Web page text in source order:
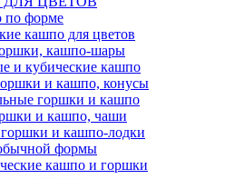
по форме
кашпо для цветов
кашпо-шары
и кубические кашпо
и кашпо, конусы
горшки и кашпо
и кашпо, чаши
и кашпо-лодки
формы
кашпо и горшки